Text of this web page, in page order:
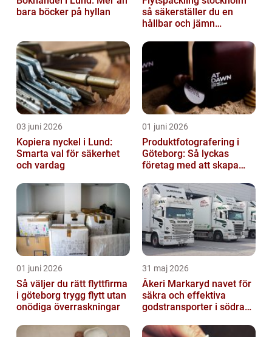
bara böcker på hyllan
så säkerställer du en
hållbar och jämn
03 juni 2026
Kopiera nyckel i Lund:
Smarta val för säkerhet
och vardag
01 juni 2026
Produktfotografering i
Göteborg: Så lyckas
företag med att skapa
01 juni 2026
Så väljer du rätt flyttfirma
i göteborg trygg flytt utan
onödiga överraskningar
31 maj 2026
Åkeri Markaryd navet för
säkra och effektiva
godstransporter i södra